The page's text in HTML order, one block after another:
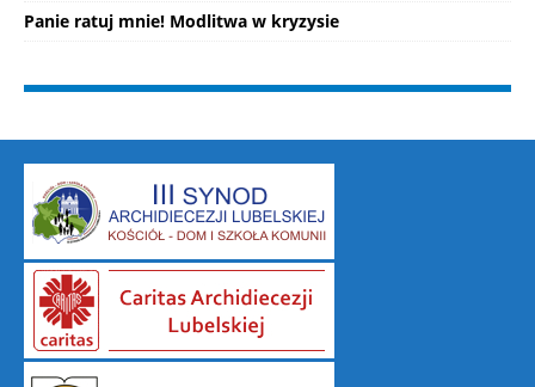
Panie ratuj mnie! Modlitwa w kryzysie